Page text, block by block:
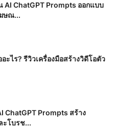
AI ChatGPT Prompts ออกแบบ
ษณ...
ะไร? รีวิวเครื่องมือสร้างวิดีโอตัว
ChatGPT Prompts สร้าง
ะโบรช...